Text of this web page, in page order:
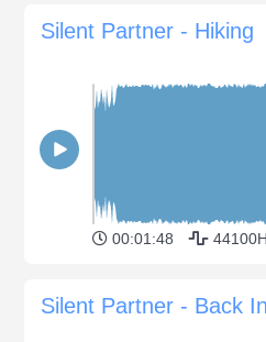
Silent Partner - Hiking
00:01:48
Silent Partner - Back